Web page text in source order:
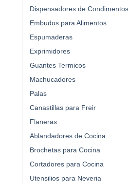
Dispensadores de Condimentos
Embudos para Alimentos
Espumaderas
Exprimidores
Guantes Termicos
Machucadores
Palas
Canastillas para Freir
Flaneras
Ablandadores de Cocina
Brochetas para Cocina
Cortadores para Cocina
Utensilios para Neveria